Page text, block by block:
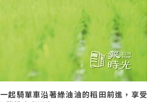
起騎單車沿著綠油油的稻田前進，享受